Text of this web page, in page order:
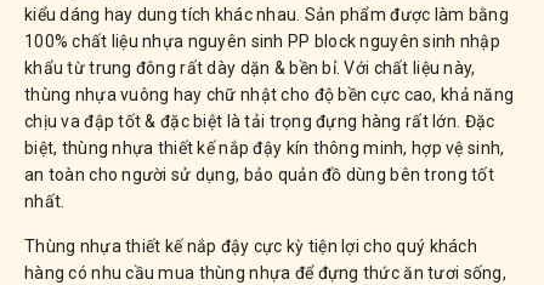
kiểu dáng hay dung tích khác nhau. Sản phẩm được làm bằng
100% chất liệu nhựa nguyên sinh PP block nguyên sinh nhập
khẩu từ trung đông rất dày dặn & bền bỉ. Với chất liệu này,
thùng nhựa vuông hay chữ nhật cho độ bền cực cao, khả năng
chịu va đập tốt & đặc biệt là tải trọng đựng hàng rất lớn. Đặc
biệt, thùng nhựa thiết kế nắp đậy kín thông minh, hợp vệ sinh,
an toàn cho người sử dụng, bảo quản đồ dùng bên trong tốt
nhất.
Thùng nhựa thiết kế nắp đậy cực kỳ tiện lợi cho quý khách
hàng có nhu cầu mua thùng nhựa để đựng thức ăn tươi sống,